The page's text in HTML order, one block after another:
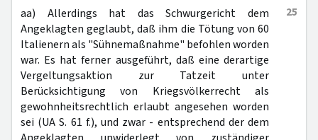
25
aa) Allerdings hat das Schwurgericht dem
Angeklagten geglaubt, daß ihm die Tötung von 60
Italienern als "Sühnemaßnahme" befohlen worden
war. Es hat ferner ausgeführt, daß eine derartige
Vergeltungsaktion zur Tatzeit unter
Berücksichtigung von Kriegsvölkerrecht als
gewohnheitsrechtlich erlaubt angesehen worden
sei (UA S. 61 f.), und zwar - entsprechend der dem